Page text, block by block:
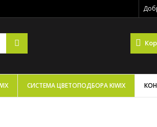
СИСТЕМА ЦВЕТОПОДБОРА KIWIX